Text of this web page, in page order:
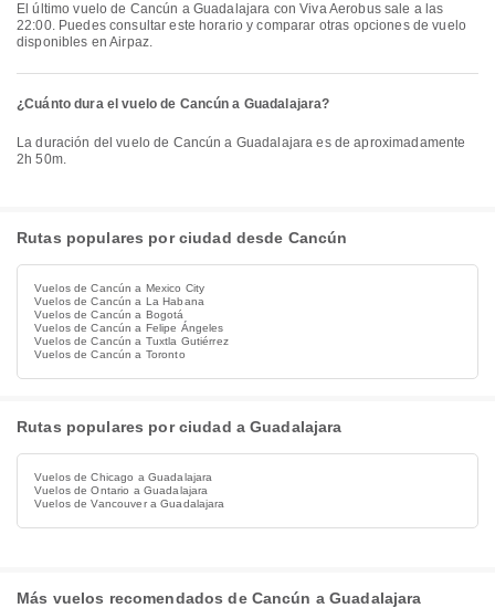
El último vuelo de Cancún a Guadalajara con Viva Aerobus sale a las
22:00. Puedes consultar este horario y comparar otras opciones de vuelo
disponibles en Airpaz.
¿Cuánto dura el vuelo de Cancún a Guadalajara?
La duración del vuelo de Cancún a Guadalajara es de aproximadamente
2h 50m.
Rutas populares por ciudad desde Cancún
Vuelos de Cancún a Mexico City
Vuelos de Cancún a La Habana
Vuelos de Cancún a Bogotá
Vuelos de Cancún a Felipe Ángeles
Vuelos de Cancún a Tuxtla Gutiérrez
Vuelos de Cancún a Toronto
Rutas populares por ciudad a Guadalajara
Vuelos de Chicago a Guadalajara
Vuelos de Ontario a Guadalajara
Vuelos de Vancouver a Guadalajara
Más vuelos recomendados de Cancún a Guadalajara